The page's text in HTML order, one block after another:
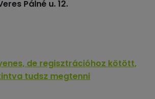
Pálné u. 12.
de regisztrációhoz kötött,
tudsz megtenni